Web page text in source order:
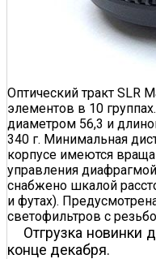
Оптический тракт SLR
элементов в 10
диаметром 56,3 и
340 г. Минимальная
корпусе имеются
управления
снабжено шкалой
и футах).
светофильтров с
Отгрузка новинки
конце декабря.